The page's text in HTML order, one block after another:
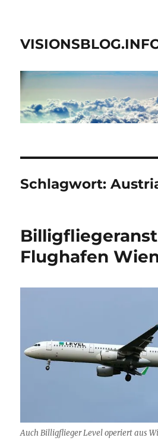
Schlagwort:
Flughafen
Auch Billigflieger Level operiert aus